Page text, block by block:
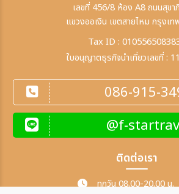
เลขที่ 456/8 ห้อง A8 ถนนสุขา
แขวงออเงิน เขตสายไหม กรุงเ
Tax ID :
ใบอนุญาตธุรกิจนำเที่ยวเลขที่ :
086-915-
@f-
ติดต่อเรา
ทุกวัน 08.00-20.00 น.